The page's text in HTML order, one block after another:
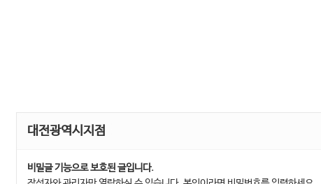
대전광역시지점
비밀글 기능으로 보호된 글입니다.